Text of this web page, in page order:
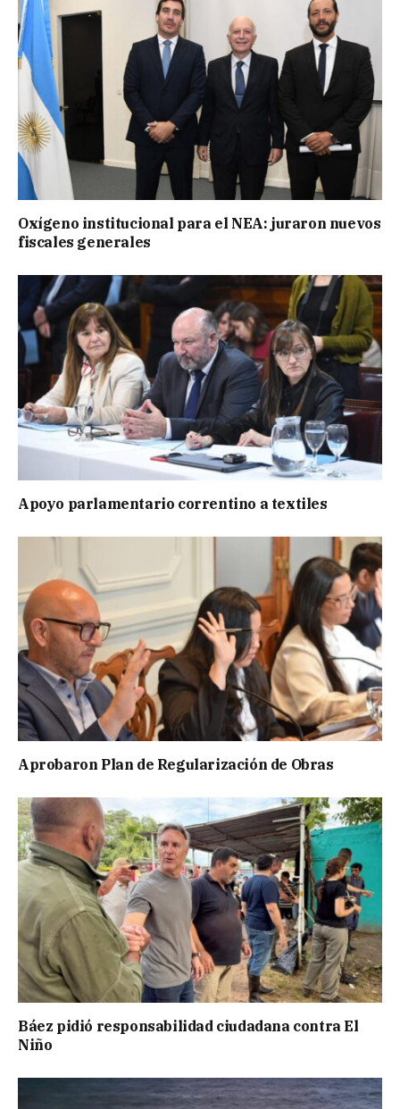
Oxígeno institucional para el NEA: juraron nuevos
fiscales generales
Apoyo parlamentario correntino a textiles
Aprobaron Plan de Regularización de Obras
Báez pidió responsabilidad ciudadana contra El
Niño